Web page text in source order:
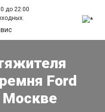
до 22:00
Ford